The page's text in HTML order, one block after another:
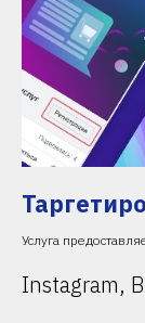
Услуга
Instagram,